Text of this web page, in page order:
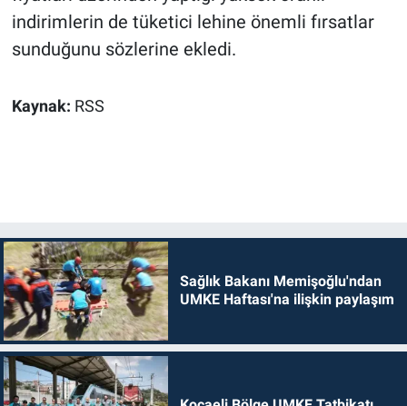
indirimlerin de tüketici lehine önemli fırsatlar
sunduğunu sözlerine ekledi.
Kaynak: RSS
Sağlık Bakanı Memişoğlu'ndan
UMKE Haftası'na ilişkin paylaşım